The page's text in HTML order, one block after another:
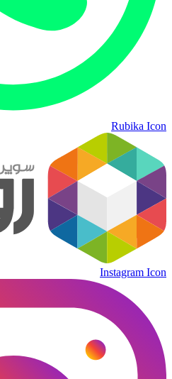
Rubika Icon
Instagram Icon